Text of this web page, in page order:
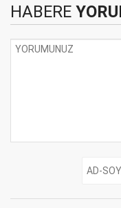
HABERE